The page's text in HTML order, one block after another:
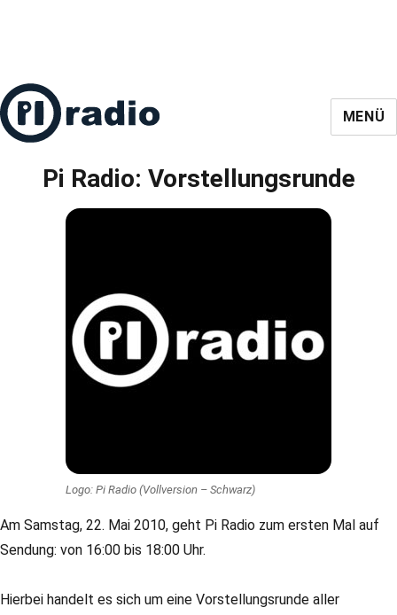
MENÜ
Pi Radio: Vorstellungsrunde
Logo: Pi Radio (Vollversion – Schwarz)
Am Samstag, 22. Mai 2010, geht Pi Radio zum ersten Mal auf
Sendung: von 16:00 bis 18:00 Uhr.
Hierbei handelt es sich um eine Vorstellungsrunde aller